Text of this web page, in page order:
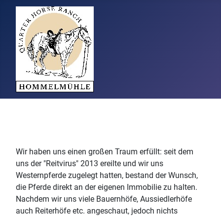
Wir haben uns einen großen Traum erfüllt: seit dem
uns der "Reitvirus" 2013 ereilte und wir uns
Westernpferde zugelegt hatten, bestand der Wunsch,
die Pferde direkt an der eigenen Immobilie zu halten.
Nachdem wir uns viele Bauernhöfe, Aussiedlerhöfe
auch Reiterhöfe etc. angeschaut, jedoch nichts